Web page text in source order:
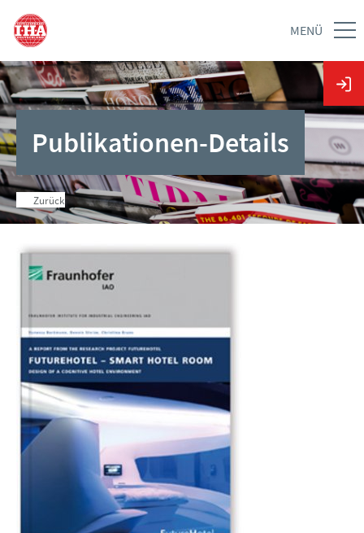
MENÜ
Publikationen-Details
Zurück